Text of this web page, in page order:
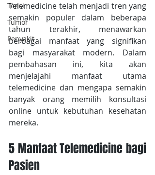
Tensi
Tumor
Penyakit
Telemedicine telah menjadi tren yang
semakin populer dalam beberapa
tahun terakhir, menawarkan
berbagai manfaat yang signifikan
bagi masyarakat modern. Dalam
pembahasan ini, kita akan
menjelajahi manfaat utama
telemedicine dan mengapa semakin
banyak orang memilih konsultasi
online untuk kebutuhan kesehatan
mereka.
5 Manfaat Telemedicine bagi
Pasien